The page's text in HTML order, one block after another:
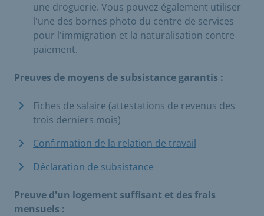
une droguerie. Vous pouvez également utiliser
l'une des bornes photo du centre de services
pour l'immigration et la naturalisation contre
paiement.
Preuves de moyens de subsistance garantis :
Fiches de salaire (attestations de revenus des
trois derniers mois)
Confirmation de la relation de travail
Déclaration de subsistance
Preuve d'un logement suffisant et des frais
mensuels :